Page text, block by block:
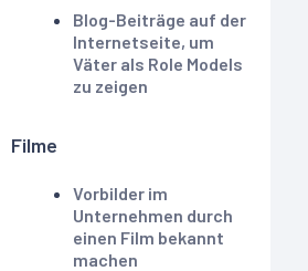
Blog-Beiträge auf der
Internetseite, um
Väter als Role Models
zu zeigen
Filme
Vorbilder im
Unternehmen durch
einen Film bekannt
machen